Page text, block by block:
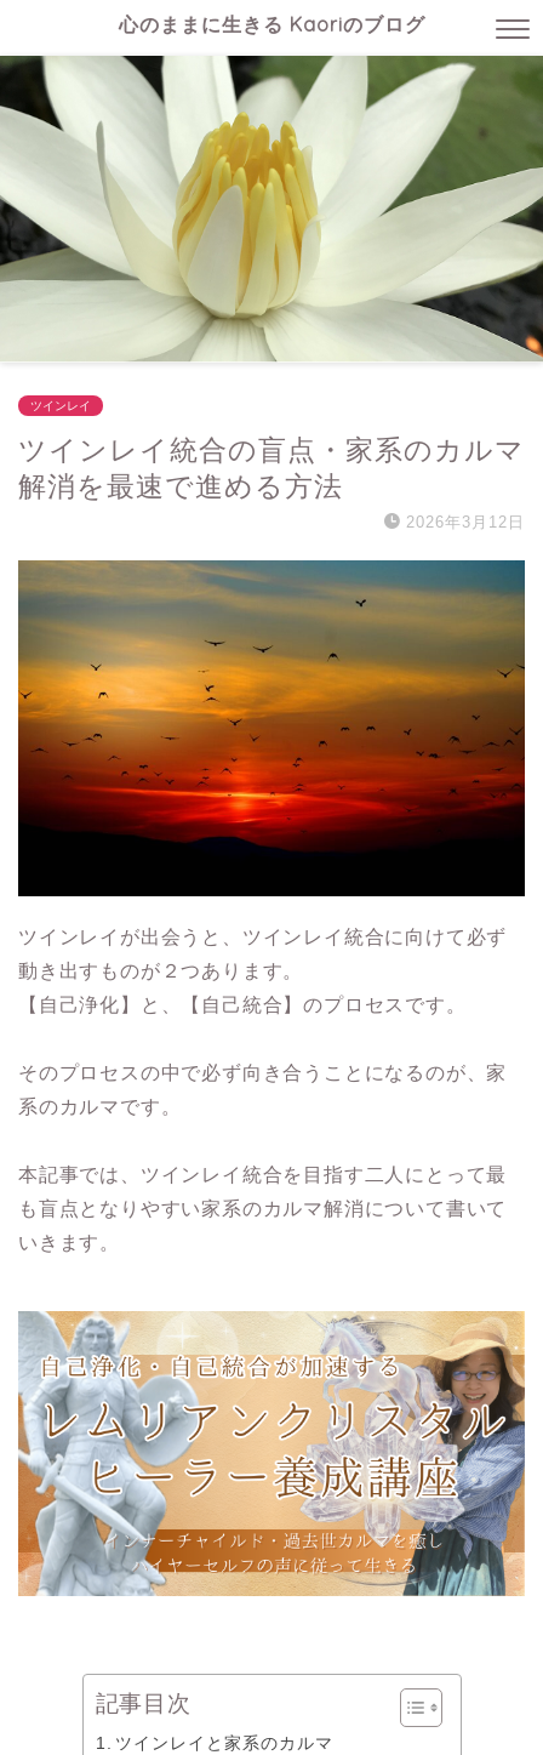
心のままに生きる Kaoriのブログ
ツインレイ
ツインレイ統合の盲点・家系のカルマ
解消を最速で進める方法
2026年3月12日
ツインレイが出会うと、ツインレイ統合に向けて必ず
動き出すものが２つあります。
【自己浄化】と、【自己統合】のプロセスです。
そのプロセスの中で必ず向き合うことになるのが、家
系のカルマです。
本記事では、ツインレイ統合を目指す二人にとって最
も盲点となりやすい家系のカルマ解消について書いて
いきます。
記事目次
ツインレイと家系のカルマ